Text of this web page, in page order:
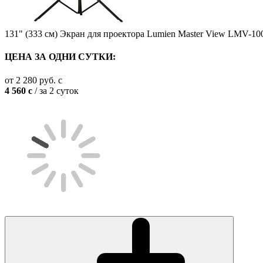
131" (333 см) Экран для проектора Lumien Master View LMV-
ЦЕНА ЗА ОДНИ СУТКИ:
от 2 280 руб. c
4 560 c / за 2 суток